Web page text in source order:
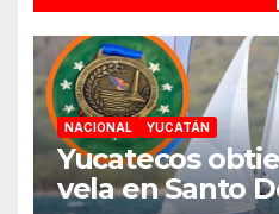
NACIONAL YUCATÁN
Yucatecos
vela en Santo